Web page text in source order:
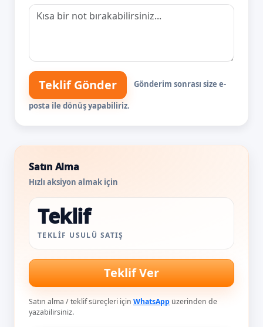
Teklif Gönder Gönderim sonrası size e-
posta ile dönüş yapabiliriz.
Satın Alma
Hızlı aksiyon almak için
Teklif
TEKLIF USULÜ SATIŞ
Teklif Ver
Satın alma / teklif süreçleri için WhatsApp üzerinden de
yazabilirsiniz.